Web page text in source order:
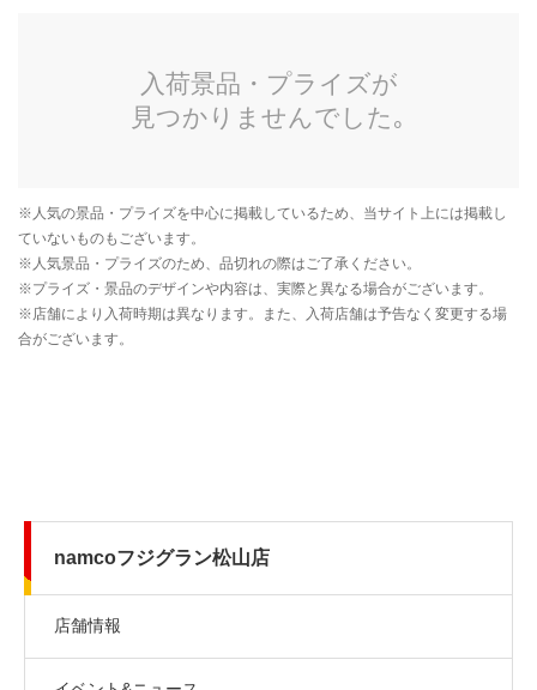
namcoフジグラン松山店
店舗情報